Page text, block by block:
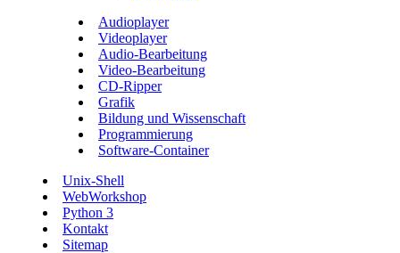
Audioplayer
Videoplayer
Audio-Bearbeitung
Video-Bearbeitung
CD-Ripper
Grafik
Bildung und Wissenschaft
Programmierung
Software-Container
Unix-Shell
WebWorkshop
Python 3
Kontakt
Sitemap